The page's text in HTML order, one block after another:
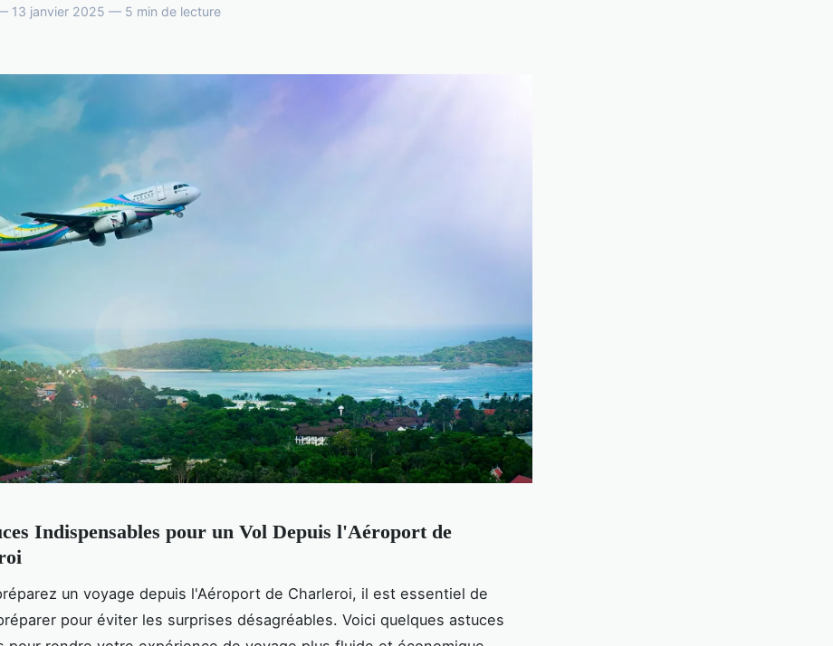
13 janvier 2025 — 5 min de lecture
Indispensables pour un Vol Depuis l'Aéroport de
un voyage depuis l'Aéroport de Charleroi, il est essentiel de
pour éviter les surprises désagréables. Voici quelques astuces